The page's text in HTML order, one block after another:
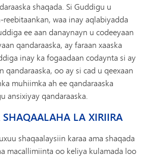
shaqada. Si Guddigu u
reebitaankan, waa inay aqlabiyadda
ee aan danaynayn u codeeyaan
qandaraaska, ay faraan xaaska
inay ka fogaadaan codaynta si ay
qandaraaska, oo ay si cad u qeexaan
muhiimka ah ee qandaraaska
ansixiyay qandaraaska.
SHAQAALAHA LA XIRIIRA
shaqaalaysiin karaa ama shaqada
macallimiinta oo keliya kulamada loo